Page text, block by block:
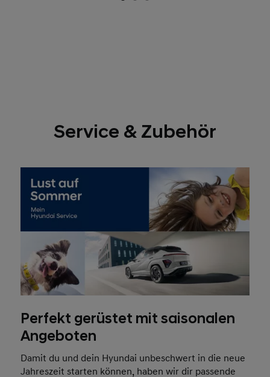
Perfekt gerüstet mit saisonalen
Angeboten
Damit du und dein Hyundai unbeschwert in die neue
Angebote und Zubehörteile zusammengestellt.